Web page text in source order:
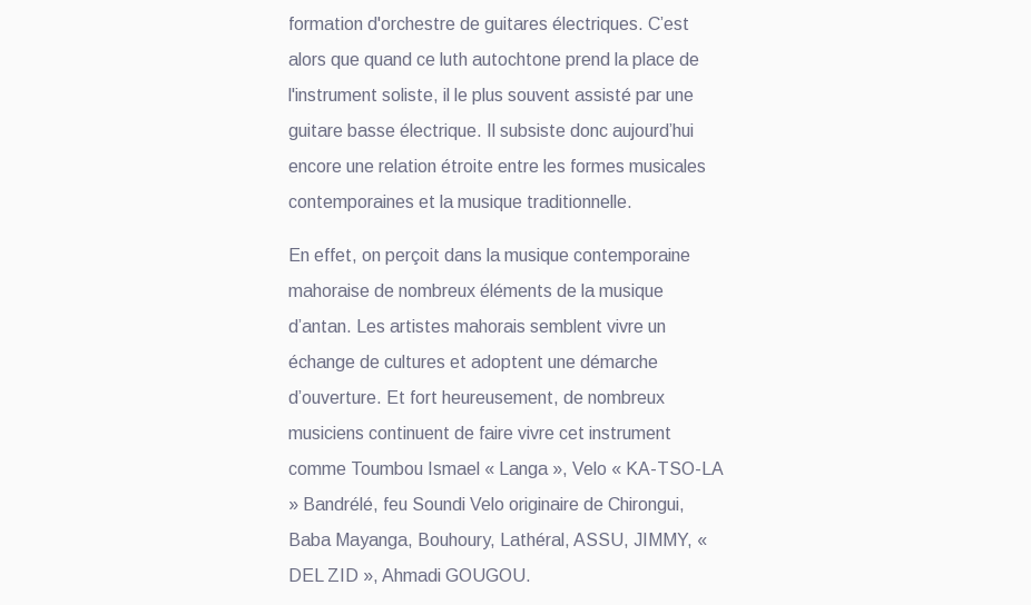
formation d'orchestre de guitares électriques. C’est
alors que quand ce luth autochtone prend la place de
l'instrument soliste, il le plus souvent assisté par une
guitare basse électrique. Il subsiste donc aujourd’hui
encore une relation étroite entre les formes musicales
contemporaines et la musique traditionnelle.
En effet, on perçoit dans la musique contemporaine
mahoraise de nombreux éléments de la musique
d’antan. Les artistes mahorais semblent vivre un
échange de cultures et adoptent une démarche
d’ouverture. Et fort heureusement, de nombreux
musiciens continuent de faire vivre cet instrument
comme Toumbou Ismael « Langa », Velo « KA-TSO-LA
» Bandrélé, feu Soundi Velo originaire de Chirongui,
Baba Mayanga, Bouhoury, Lathéral, ASSU, JIMMY, «
DEL ZID », Ahmadi GOUGOU.